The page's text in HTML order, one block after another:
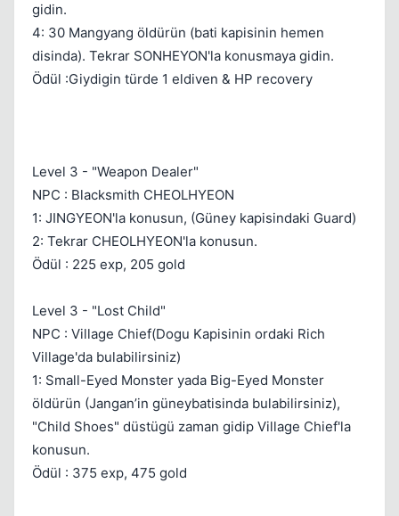
gidin.
4: 30 Mangyang öldürün (bati kapisinin hemen
disinda). Tekrar SONHEYON'la konusmaya gidin.
Ödül :Giydigin türde 1 eldiven & HP recovery
Level 3 - "Weapon Dealer"
NPC : Blacksmith CHEOLHYEON
1: JINGYEON'la konusun, (Güney kapisindaki Guard)
2: Tekrar CHEOLHYEON'la konusun.
Ödül : 225 exp, 205 gold
Level 3 - "Lost Child"
NPC : Village Chief(Dogu Kapisinin ordaki Rich
Village'da bulabilirsiniz)
1: Small-Eyed Monster yada Big-Eyed Monster
öldürün (Jangan’in güneybatisinda bulabilirsiniz),
"Child Shoes" düstügü zaman gidip Village Chief'la
konusun.
Ödül : 375 exp, 475 gold